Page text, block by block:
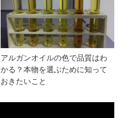
アルガンオイルの色で品質はわ
かる？本物を選ぶために知って
おきたいこと